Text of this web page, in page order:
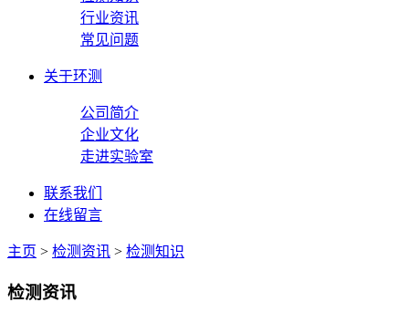
行业资讯
常见问题
关于环测
公司简介
企业文化
走进实验室
联系我们
在线留言
主页 > 检测资讯 > 检测知识
检测资讯